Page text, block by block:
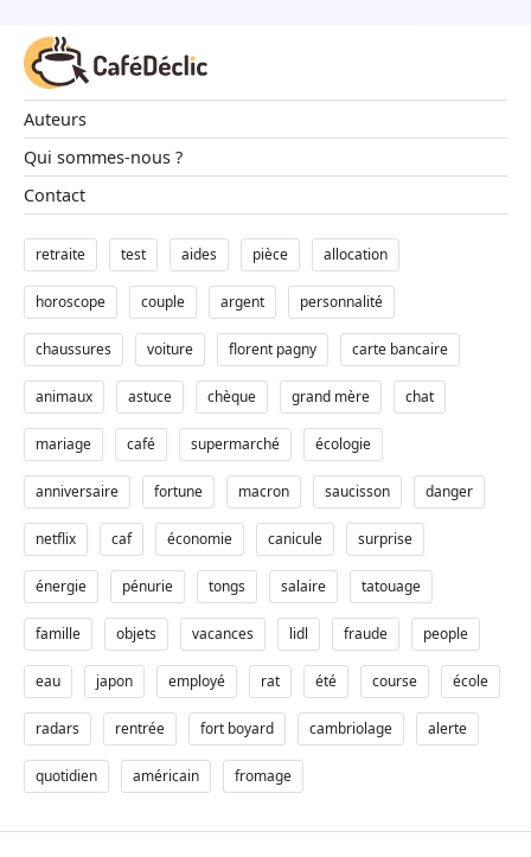
Auteurs
Qui sommes-nous ?
Contact
retraite test aides pièce allocation
horoscope couple argent personnalité
chaussures voiture florent pagny carte bancaire
animaux astuce chèque grand mère chat
mariage café supermarché écologie
anniversaire fortune macron saucisson danger
netflix caf économie canicule surprise
énergie pénurie tongs salaire tatouage
famille objets vacances lidl fraude people
eau japon employé rat été course école
radars rentrée fort boyard cambriolage alerte
quotidien américain fromage